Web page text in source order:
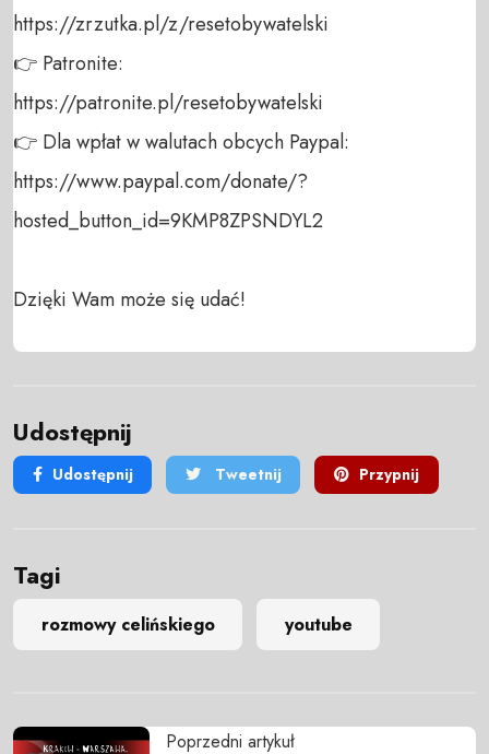
https://zrzutka.pl/z/resetobywatelski
👉 Patronite:
https://patronite.pl/resetobywatelski
👉 Dla wpłat w walutach obcych Paypal:
https://www.paypal.com/donate/?
hosted_button_id=9KMP8ZPSNDYL2
Dzięki Wam może się udać!
Udostępnij
Udostępnij Tweetnij Przypnij
Tagi
rozmowy celińskiego youtube
Poprzedni artykuł